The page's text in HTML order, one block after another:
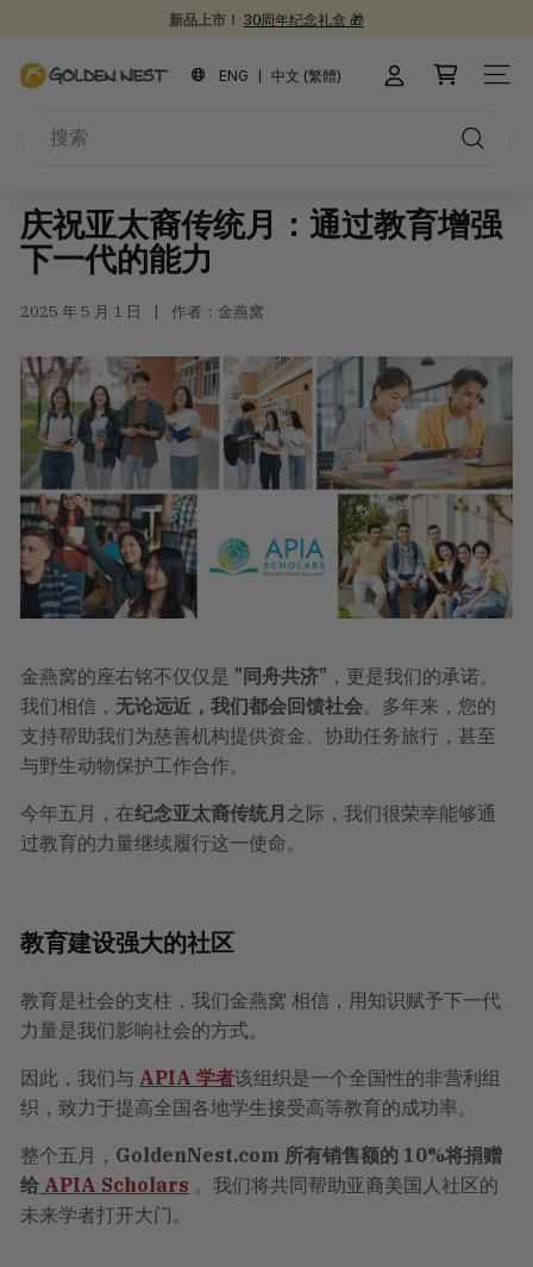
停
为开学季囤些健康食品吧 📚
金
ENG 中文 (繁體) 站点
庆祝亚太裔传统月：通过教育增强
下一代的能力
2025 年 5 月 1 日 作者：金燕窝
金燕窝的座右铭不仅仅是 "同舟共济"，更是我们的承诺。
我们相信， 无论远近，我们都会回馈社会。多年来，您的
支持帮助我们为慈善机构提供资金、协助任务旅行，甚至
与野生动物保护工作合作。
今年五月，在纪念亚太裔传统月 之际，我们很荣幸能够通
过教育的力量继续履行这一使命。
教育建设强大的社区
教育是社会的支柱，我们金燕窝 相信，用知识赋予下一代
力量是我们影响社会的方式。
因此，我们与 APIA 学者该组织是一个全国性的非营利组
织，致力于提高全国各地学生接受高等教育的成功率。
整个五月， GoldenNest.com 所有销售额的 10%将捐赠
给 APIA Scholars 。我们将共同帮助亚裔美国人社区的
未来学者打开大门。